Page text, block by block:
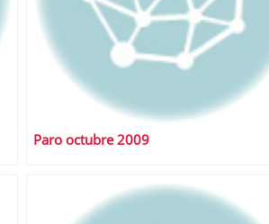
Paro octubre 2009